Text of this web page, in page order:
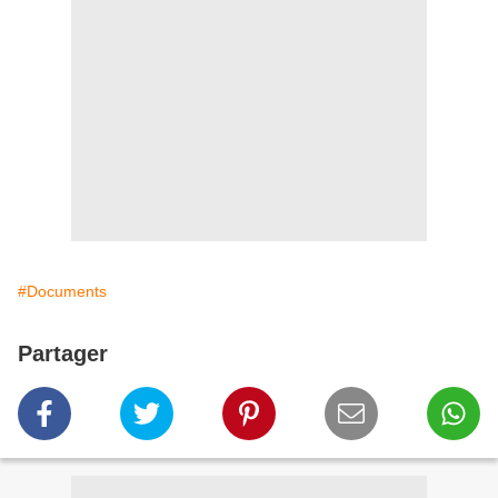
#Documents
Partager